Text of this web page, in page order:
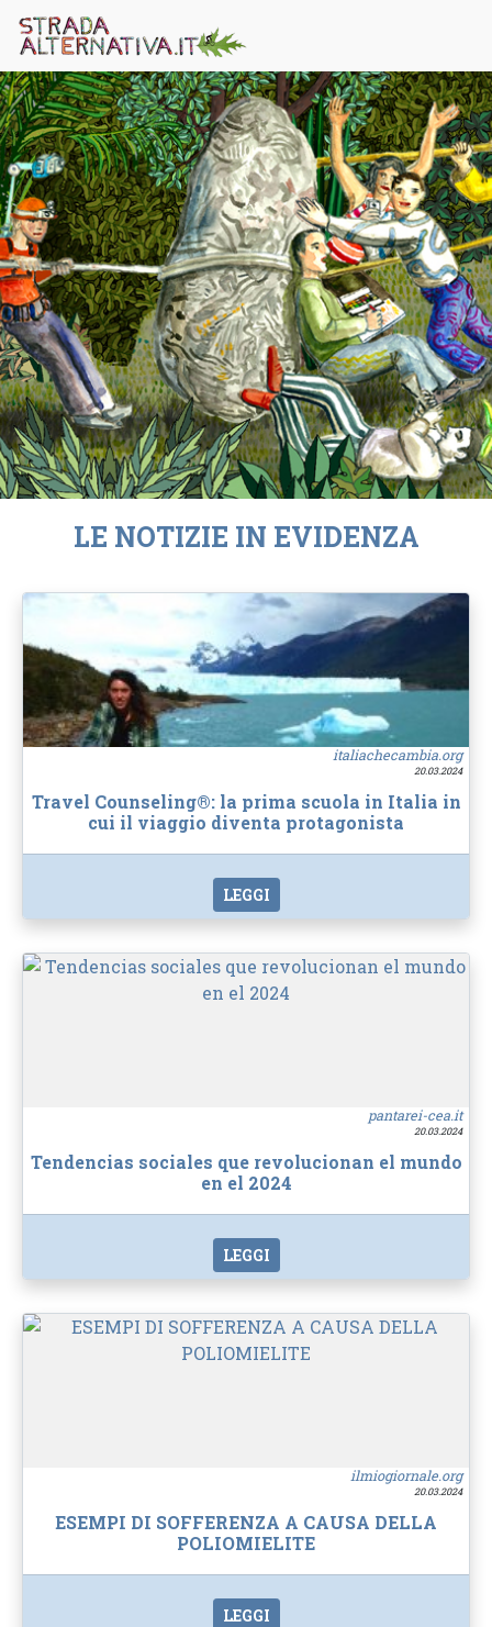
LE NOTIZIE IN EVIDENZA
italiachecambia.org
20.03.2024
Travel Counseling®: la prima scuola in Italia in
cui il viaggio diventa protagonista
LEGGI
pantarei-cea.it
20.03.2024
Tendencias sociales que revolucionan el mundo
en el 2024
LEGGI
ilmiogiornale.org
20.03.2024
ESEMPI DI SOFFERENZA A CAUSA DELLA
POLIOMIELITE
LEGGI